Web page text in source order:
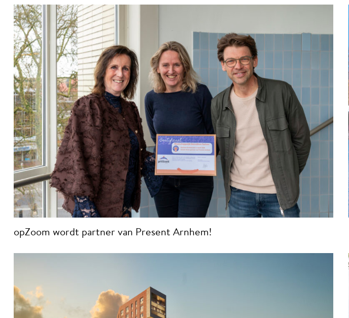
opZoom wordt partner van Present Arnhem!